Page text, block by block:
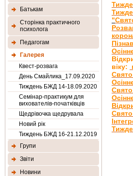
Батькам
Сторінка практичного
психолога
Педагогам
Галерея
Квест-розвага
День Смайлика_17.09.2020
Тиждень БЖД 14-18.09.2020
Семінар-практикум для
вихователів-початківців
Щедрівочка щедрувала
Новий рік
Тиждень БЖД 16-21.12.2019
Групи
Звіти
Новини
"
віку:
Свято